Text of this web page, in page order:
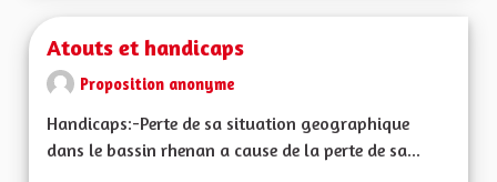
Atouts et handicaps
Proposition anonyme
Handicaps:-Perte de sa situation geographique
dans le bassin rhenan a cause de la perte de sa...